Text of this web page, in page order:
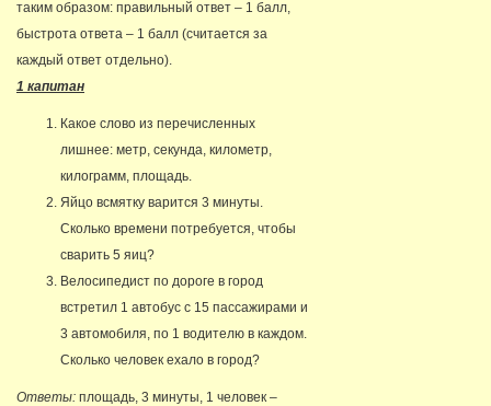
таким образом: правильный ответ – 1 балл,
быстрота ответа – 1 балл (считается за
каждый ответ отдельно).
1 капитан
Какое слово из перечисленных
лишнее: метр, секунда, километр,
килограмм, площадь.
Яйцо всмятку варится 3 минуты.
Сколько времени потребуется, чтобы
сварить 5 яиц?
Велосипедист по дороге в город
встретил 1 автобус с 15 пассажирами и
3 автомобиля, по 1 водителю в каждом.
Сколько человек ехало в город?
Ответы: площадь, 3 минуты, 1 человек –